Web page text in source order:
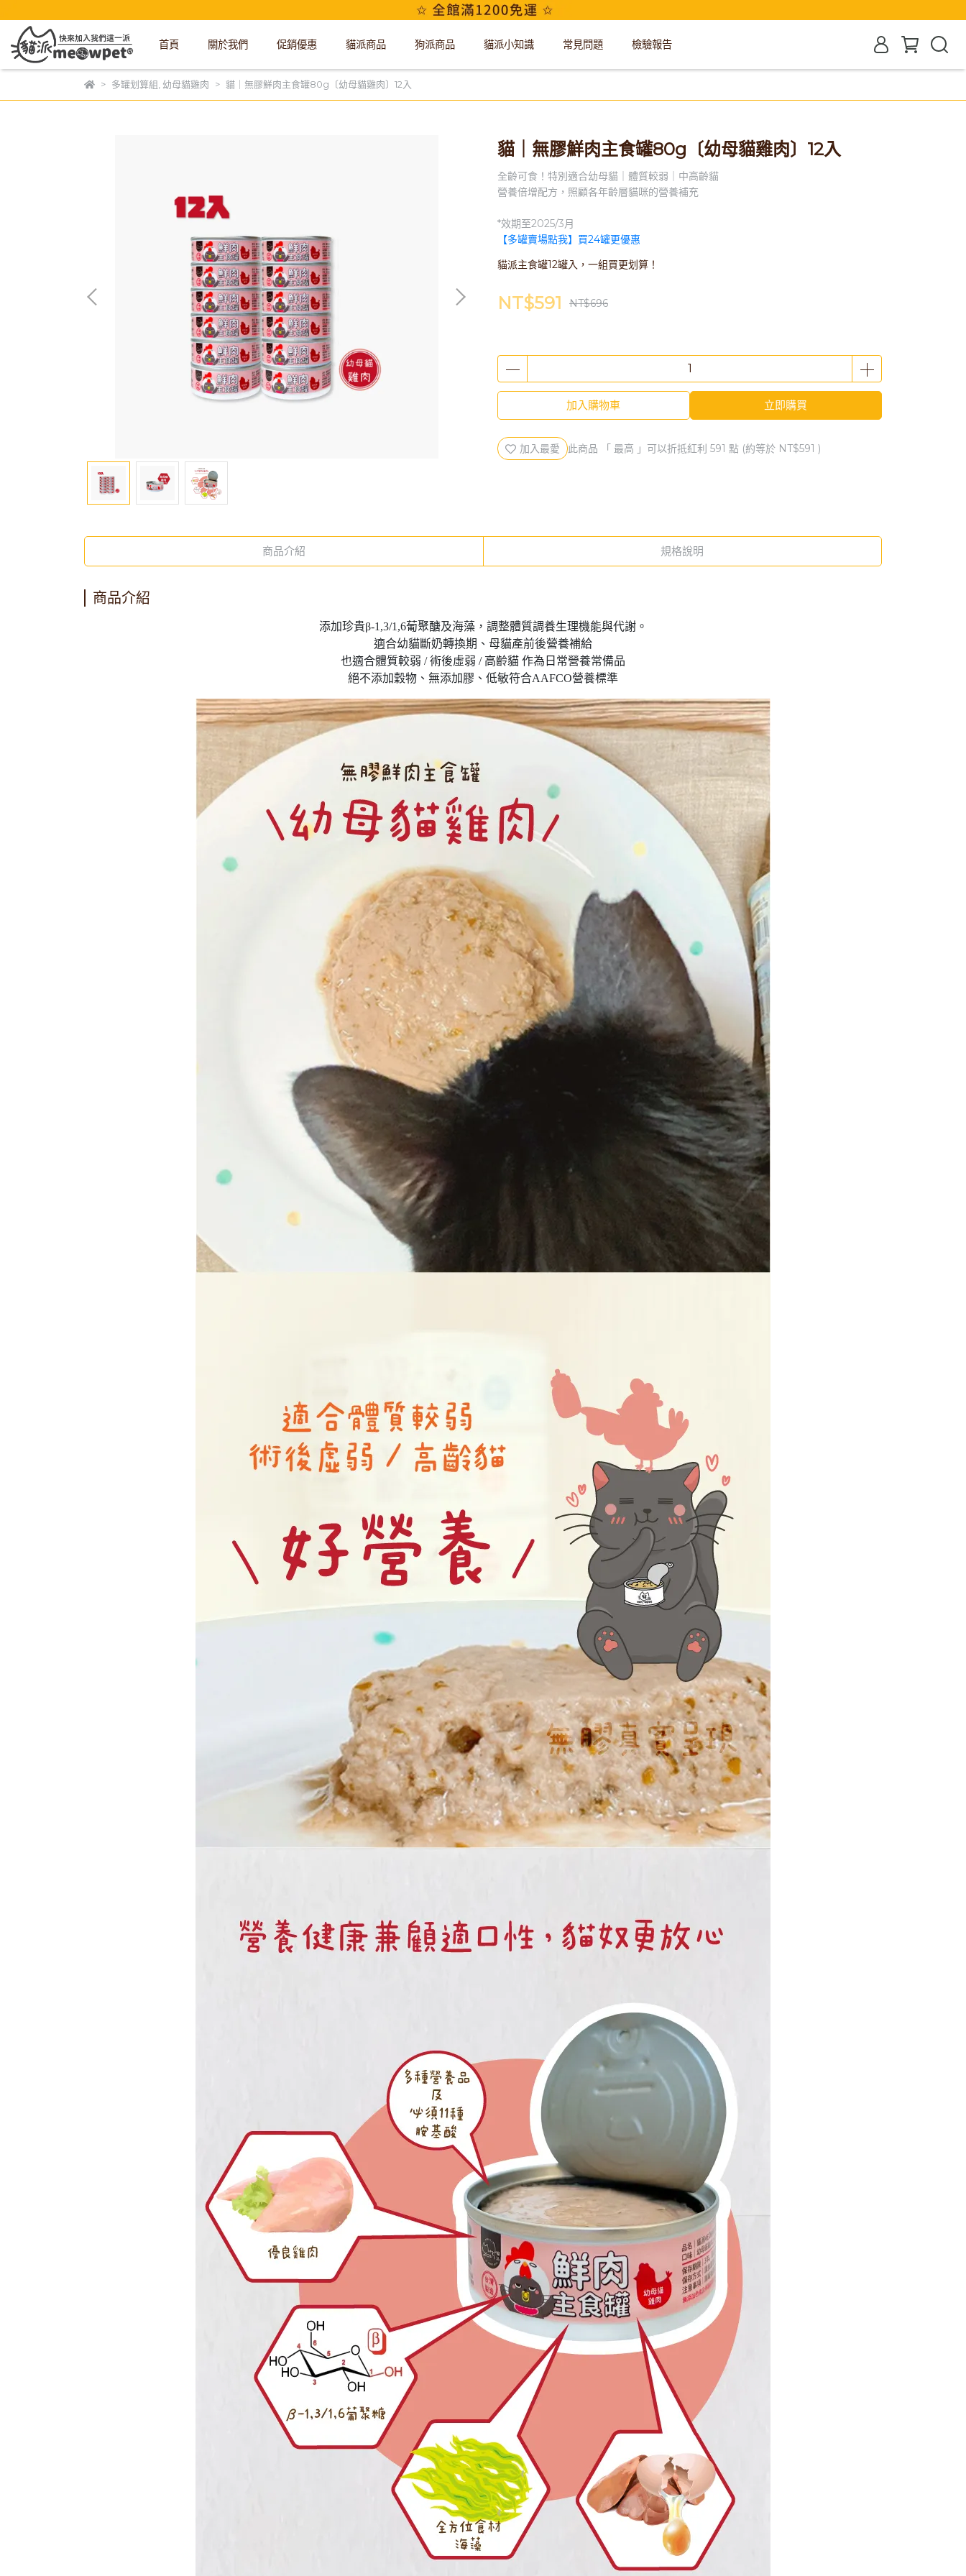
首頁 關於我們 促銷優惠 貓派商品 狗派商品 貓派小知識 常見問題 檢驗報告
多罐划算組 幼母貓雞肉 貓｜無膠鮮肉主食罐80g〔幼母貓雞肉〕12入
貓｜無膠鮮肉主食罐80g〔幼母貓雞肉〕12入
全齡可食！特別適合幼母貓｜體質較弱｜中高齡貓
營養倍增配方，照顧各年齡層貓咪的營養補充
*效期至2025/3月
【多罐賣場點我】買24罐更優惠
貓派主食罐12罐入，一組買更划算！
NT$591 NT$696
加入購物車 立即購買
加入最愛 此商品 「 最高 」可以折抵紅利 591 點 (約等於 NT$591 )
商品介紹 規格說明
商品介紹
添加珍貴β-1,3/1,6葡聚醣及海藻，調整體質調養生理機能與代謝。
適合幼貓斷奶轉換期、母貓產前後營養補給
也適合體質較弱 / 術後虛弱 / 高齡貓 作為日常營養常備品
絕不添加穀物、無添加膠、低敏符合AAFCO營養標準